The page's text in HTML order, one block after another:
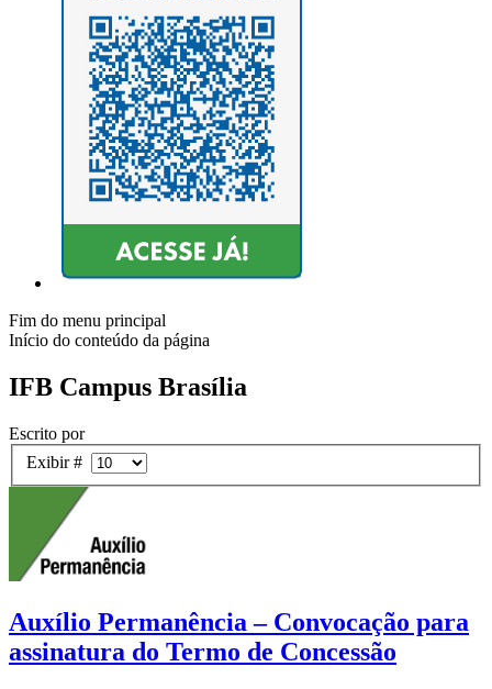
Fim do menu principal
Início do conteúdo da página
IFB Campus Brasília
Escrito por
Exibir #
Auxílio Permanência – Convocação para
assinatura do Termo de Concessão